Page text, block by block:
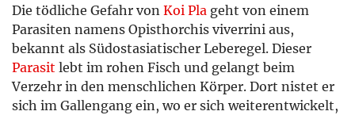
Die tödliche Gefahr von Koi Pla geht von einem
Parasiten namens Opisthorchis viverrini aus,
bekannt als Südostasiatischer Leberegel. Dieser
Parasit lebt im rohen Fisch und gelangt beim
Verzehr in den menschlichen Körper. Dort nistet er
sich im Gallengang ein, wo er sich weiterentwickelt,